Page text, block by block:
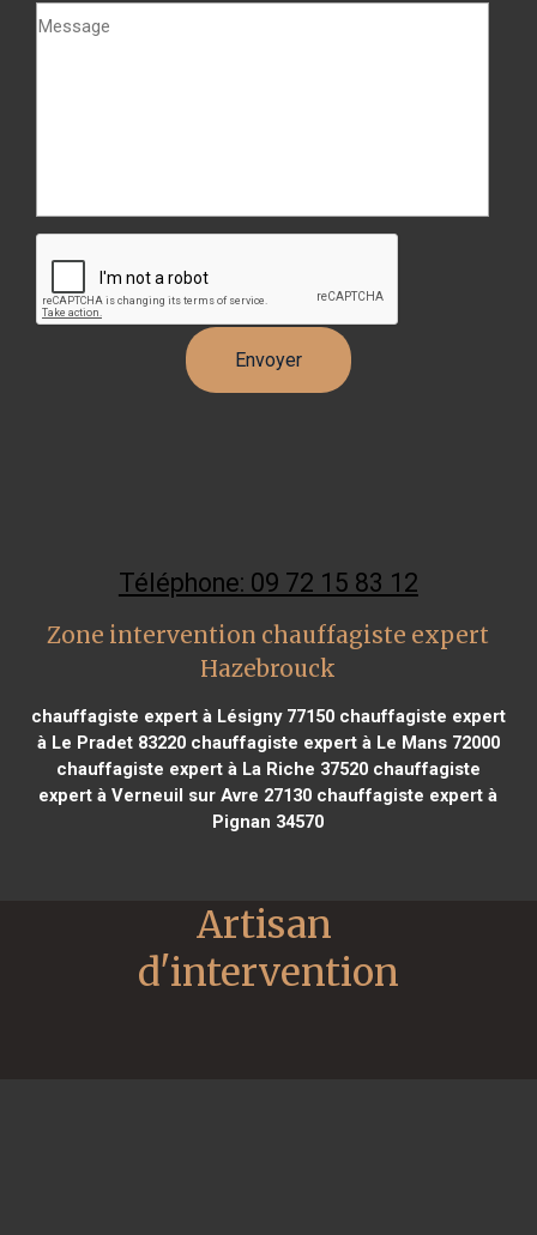
Téléphone: 09 72 15 83 12
Zone intervention chauffagiste expert
Hazebrouck
chauffagiste expert à Lésigny 77150chauffagiste expert
à Le Pradet 83220chauffagiste expert à Le Mans 72000
chauffagiste expert à La Riche 37520chauffagiste
expert à Verneuil sur Avre 27130 chauffagiste expert à
Pignan 34570
Artisan
d'intervention